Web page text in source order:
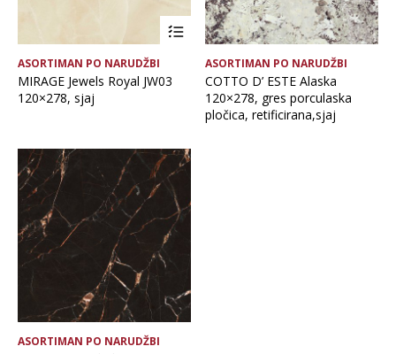
Glavna boja
Vrsta asortimana
Vrsta obrade pločice
ASORTIMAN PO NARUDŽBI
MIRAGE Jewels Royal JW03
120×278, sjaj
ASORTIMAN PO NARUDŽBI
COTTO D’ ESTE Alaska
120×278, gres porculaska
pločica, retificirana,sjaj
ASORTIMAN PO NARUDŽBI